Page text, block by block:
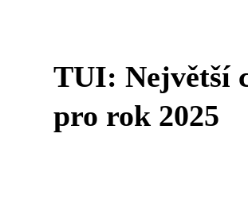
TUI: Největší
pro rok 2025